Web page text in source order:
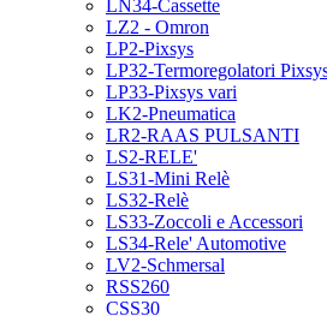
LN34-Cassette
LZ2 - Omron
LP2-Pixsys
LP32-Termoregolatori
LP33-Pixsys vari
LK2-Pneumatica
LR2-RAAS PULSANTI
LS2-RELE'
LS31-Mini Relè
LS32-Relè
LS33-Zoccoli e Accessori
LS34-Rele' Automotive
LV2-Schmersal
RSS260
CSS30